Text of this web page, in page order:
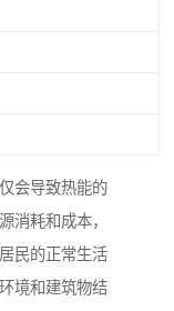
会导致热能的
消耗和成本，
民的正常生活
境和建筑物结